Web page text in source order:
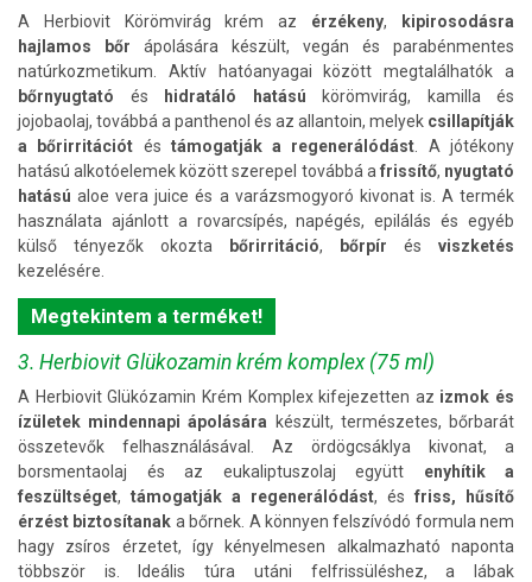
A Herbiovit Körömvirág krém az érzékeny,
kipirosodásra
hajlamos bőr ápolására készült, vegán és parabénmentes
natúrkozmetikum. Aktív hatóanyagai között megtalálhatók a
bőrnyugtató és hidratáló hatású
körömvirág, kamilla és
jojobaolaj, továbbá a panthenol és az allantoin, melyek csillapítják
a bőrirritációt és támogatják a regenerálódást . A jótékony
hatású alkotóelemek között szerepel továbbá a frissítő, nyugtató
hatásúaloe vera juice és a varázsmogyoró kivonat is. A termék
használata ajánlott a rovarcsípés, napégés, epilálás és egyéb
külső tényezők okozta
bőrirritáció, bőrpír és viszketés
kezelésére.
Megtekintem a terméket!
3. Herbiovit Glükozamin krém komplex (75 ml)
A Herbiovit Glükózamin Krém Komplex kifejezetten az izmok és
ízületek mindennapi ápolására
készült, természetes, bőrbarát
összetevők felhasználásával. Az ördögcsáklya kivonat, a
borsmentaolaj és az eukaliptuszolaj együtt enyhítik a
feszültséget, támogatják a regenerálódást, és friss, hűsítő
érzést biztosítanak a bőrnek. A könnyen felszívódó formula nem
hagy zsíros érzetet, így kényelmesen alkalmazható naponta
többször is. Ideális túra utáni felfrissüléshez, a lábak